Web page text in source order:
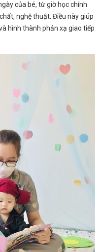
của bé, từ giờ học chính
nghệ thuật. Điều này giúp
hình thành phản xạ giao tiếp